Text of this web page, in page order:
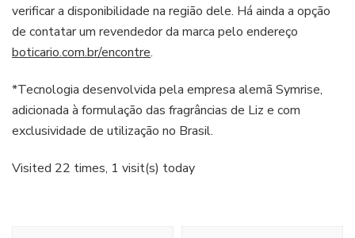
verificar a disponibilidade na região dele. Há ainda a opção
de contatar um revendedor da marca pelo endereço
boticario.com.br/encontre.
*Tecnologia desenvolvida pela empresa alemã Symrise,
adicionada à formulação das fragrâncias de Liz e com
exclusividade de utilização no Brasil.
Visited 22 times, 1 visit(s) today